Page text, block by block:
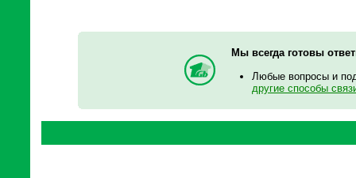
Мы всегда готовы
Любые вопросы и
другие способы